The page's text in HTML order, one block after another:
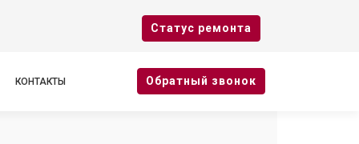
Cтатус ремонта
КОНТАКТЫ Oбратный звонок